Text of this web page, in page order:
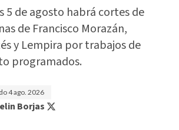
5 de agosto habrá cortes de
de Francisco Morazán,
y Lempira por trabajos de
programados.
4 ago. 2026
Borjas